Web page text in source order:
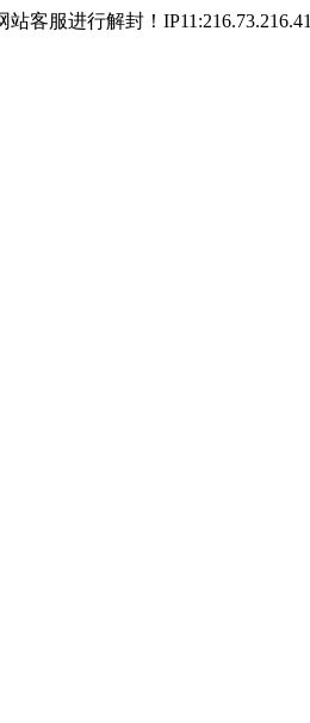
客服进行解封！IP11:216.73.216.41